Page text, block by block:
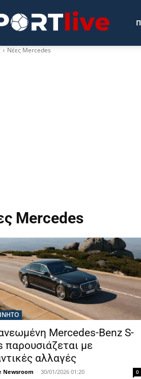
Νέες Mercedes
Mercedes
Mercedes-Benz S-
παρουσιάζεται με
αλλαγές
Newsroom - 30/01/2026 01:20 0